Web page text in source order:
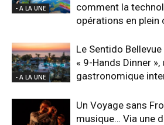
- A LA UNE
comment la
opérations en plein
- A LA UNE
Le Sentido
« 9-Hands Dinner
gastronomique
Un Voyage sans
musique… Via une